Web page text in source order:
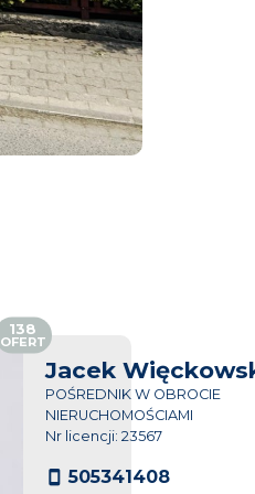
Jacek
POŚREDNIK W OBROCIE
NIERUCHOMOŚCIAMI
Nr licencji: 23567
505341408
138
OFERT